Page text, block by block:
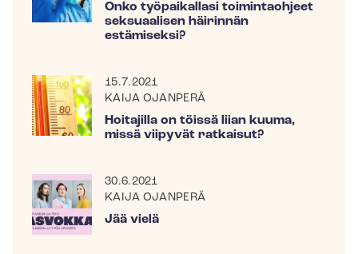
Onko työpaikallasi toimintaohjeet
seksuaalisen häirinnän
estämiseksi?
15.7.2021
KAIJA OJANPERÄ
Hoitajilla on töissä liian kuuma,
missä viipyvät ratkaisut?
30.6.2021
KAIJA OJANPERÄ
Jää vielä